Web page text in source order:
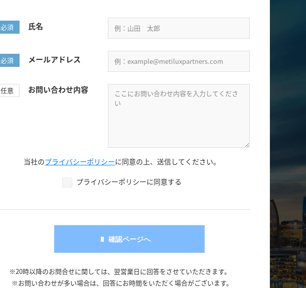
必須 氏名
必須 メールアドレス
任意 お問い合わせ内容
当社のプライバシーポリシーに同意の上、送信してください。
プライバシーポリシーに同意する
※20時以降のお問合せに関しては、翌営業日に回答をさせていただきます。
※お問い合わせが多い場合は、回答にお時間をいただく場合がございます。